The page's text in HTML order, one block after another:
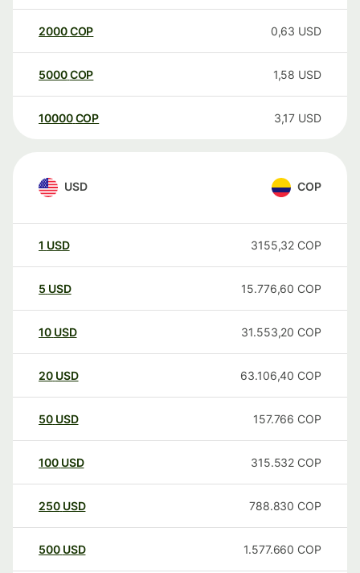
2000COP 0,63 USD
5000COP 1,58 USD
10000 COP 3,17 USD
USD COP
1 USD 3155,32 COP
5 USD 15.776,60 COP
10 USD 31.553,20 COP
20 USD 63.106,40 COP
50 USD 157.766 COP
100 USD 315.532 COP
250 USD 788.830 COP
500 USD 1.577.660 COP